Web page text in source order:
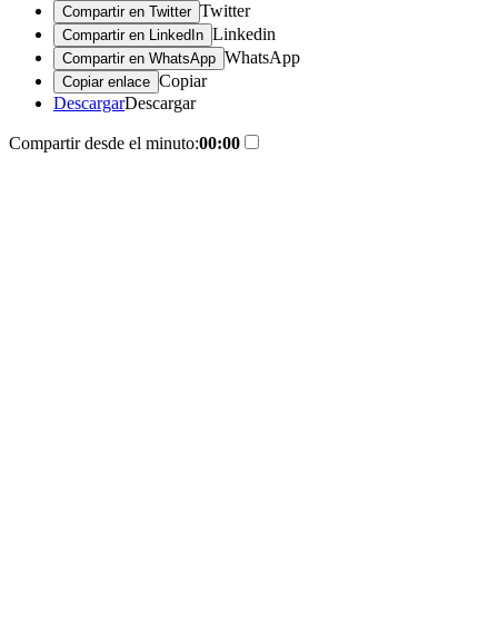
Compartir en Twitter Twitter
Compartir en LinkedIn Linkedin
Compartir en WhatsApp WhatsApp
Copiar enlace Copiar
DescargarDescargar
Compartir desde el minuto:00:00